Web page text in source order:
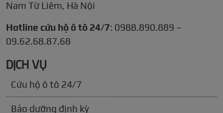
Nam Từ Liêm, Hà Nội
Hotline cứu hộ ô tô 24/7: 0988.890.889 –
09.62.68.87.68
DỊCH VỤ
Cứu hộ ô tô 24/7
Bảo dưỡng định kỳ